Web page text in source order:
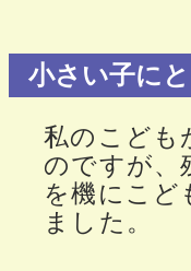
小さい子に
私のこども
のですが、
を機にこど
ました。